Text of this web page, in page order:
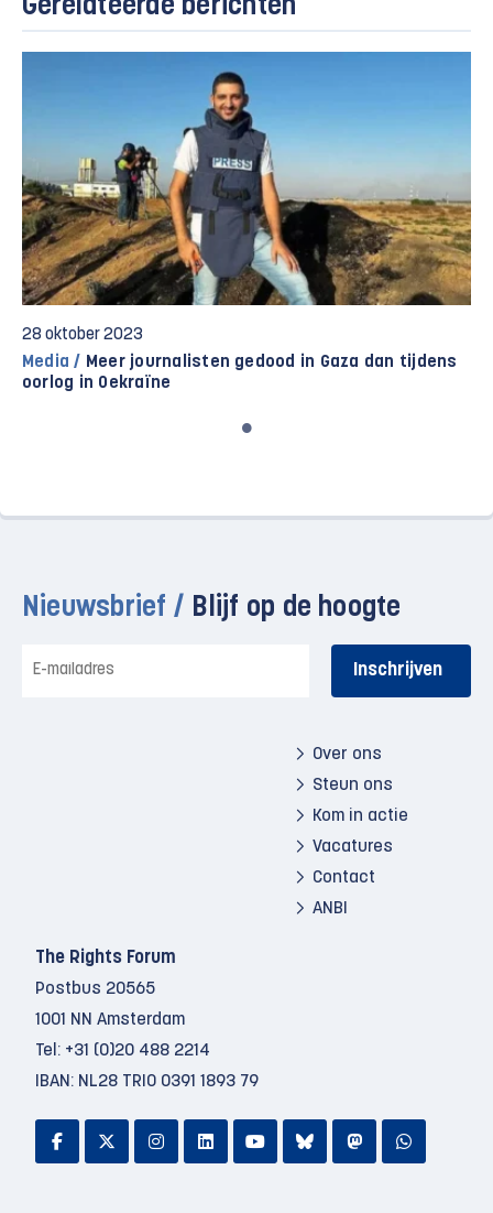
Gerelateerde berichten
28 oktober 2023
Media / Meer journalisten gedood in Gaza dan tijdens
oorlog in Oekraïne
Nieuwsbrief / Blijf op de hoogte
mailadres
Over ons
Steun ons
Kom in actie
Vacatures
Contact
ANBI
The Rights Forum
Postbus 20565
1001 NN Amsterdam
Tel: +31 (0)20 488 2214
IBAN: NL28 TRIO 0391 1893 79